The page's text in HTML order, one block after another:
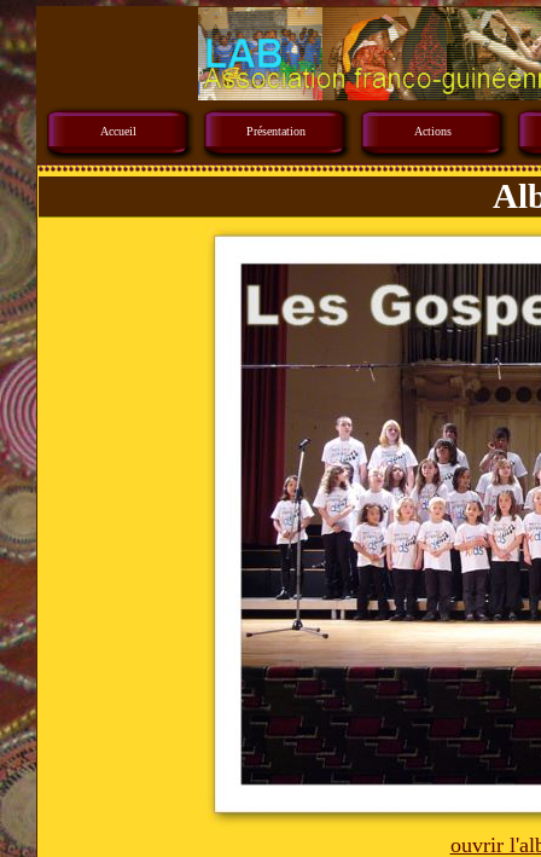
Accueil Présentation Actions
ouvrir